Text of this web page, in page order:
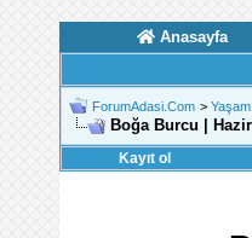
Anasayfa
ForumAdasi.Com >
Boğa Burcu |
Kayıt ol